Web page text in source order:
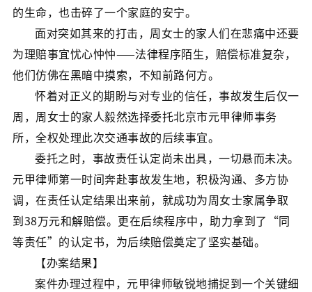
的生命，也击碎了一个家庭的安宁。
面对突如其来的打击，周女士的家人们在悲痛中还要
为理赔事宜忧心忡忡——法律程序陌生，赔偿标准复杂，
他们仿佛在黑暗中摸索，不知前路何方。
怀着对正义的期盼与对专业的信任，事故发生后仅一
周，周女士的家人毅然选择委托北京市元甲律师事务
所，全权处理此次交通事故的后续事宜。
委托之时，事故责任认定尚未出具，一切悬而未决。
元甲律师第一时间奔赴事故发生地，积极沟通、多方协
调，在责任认定结果出来前，就成功为周女士家属争取
到38万元和解赔偿。更在后续程序中，助力拿到了“同
等责任”的认定书，为后续赔偿奠定了坚实基础。
【办案结果】
案件办理过程中，元甲律师敏锐地捕捉到一个关键细